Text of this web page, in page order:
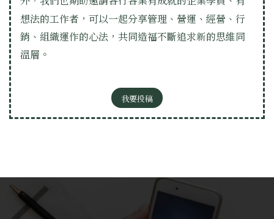
想法的工作者，可以一起分享管理、營運、經營、行
銷、組織運作的心法，共同造福不斷追求新的思維同
溫層。
我要投稿